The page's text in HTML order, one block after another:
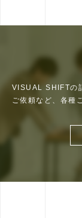
VISUAL SHIFTの
ご依頼など、各種